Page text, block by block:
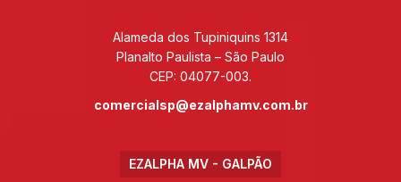
Alameda dos Tupiniquins 1314
Planalto Paulista – São Paulo
CEP: 04077-003.
comercialsp@ezalphamv.com.br
EZALPHA MV - GALPÃO